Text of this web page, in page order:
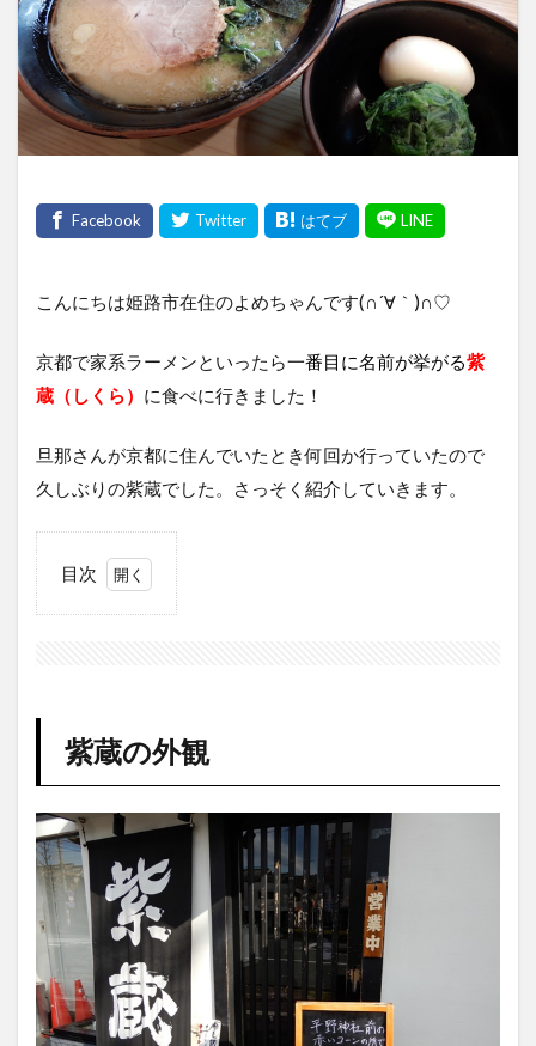
こんにちは姫路市在住のよめちゃんです(∩´∀｀)∩♡
京都で家系ラーメンといったら一番目に名前が挙がる紫
蔵（しくら） に食べに行きました！
旦那さんが京都に住んでいたとき何回か行っていたので
久しぶりの紫蔵でした。さっそく紹介していきます。
目次
2
混
雑
時
の
待
ち
方
券
売
機
紫蔵の外観